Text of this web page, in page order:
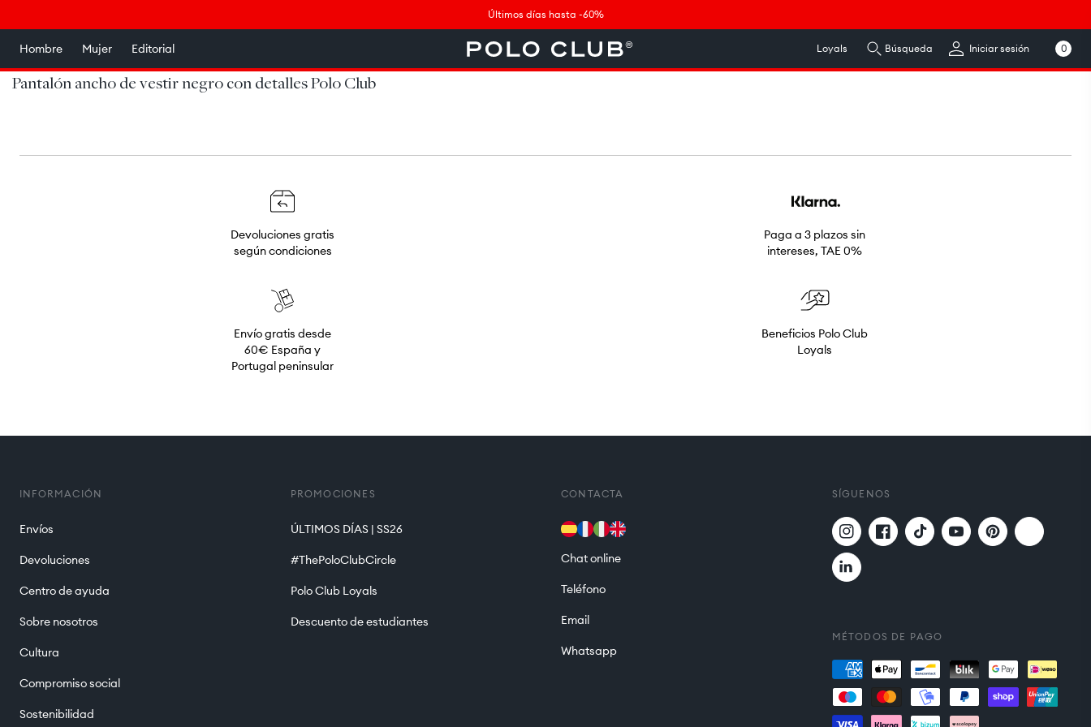
al contenido
Últimos días hasta -60%
Hombre Mujer Editorial Loyals Búsqueda Iniciar sesión 0
artículos
Pantalón ancho de vestir negro con detalles Polo Club
Devoluciones gratis
según condiciones
Paga a 3 plazos sin
intereses, TAE 0%
Envío gratis desde
60€ España y
Portugal peninsular
Beneficios Polo Club
Loyals
INFORMACIÓN
Envíos
Devoluciones
Centro de ayuda
Sobre nosotros
Cultura
Compromiso social
Sostenibilidad
PROMOCIONES
ÚLTIMOS DÍAS | SS26
#ThePoloClubCircle
Polo Club Loyals
Descuento de estudiantes
CONTACTA
Chat online
Teléfono
Email
Whatsapp
SÍGUENOS
InstagramFacebookTikTok YouTubePinterest Twitter
Translation
MÉTODOS DE PAGO
Formas
de
pago